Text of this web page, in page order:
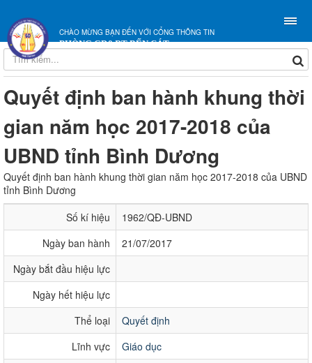
CHÀO MỪNG BẠN ĐẾN VỚI CỔNG THÔNG TIN
PHÒNG GD&ĐT BẾN CÁT
Quyết định ban hành khung thời
gian năm học 2017-2018 của
UBND tỉnh Bình Dương
Quyết định ban hành khung thời gian năm học 2017-2018 của UBND
tỉnh Bình Dương
Số kí hiệu
1962/QĐ-UBND
Ngày ban hành
21/07/2017
Ngày bắt đầu hiệu lực
Ngày hết hiệu lực
Thể loại
Quyết định
Lĩnh vực
Giáo dục